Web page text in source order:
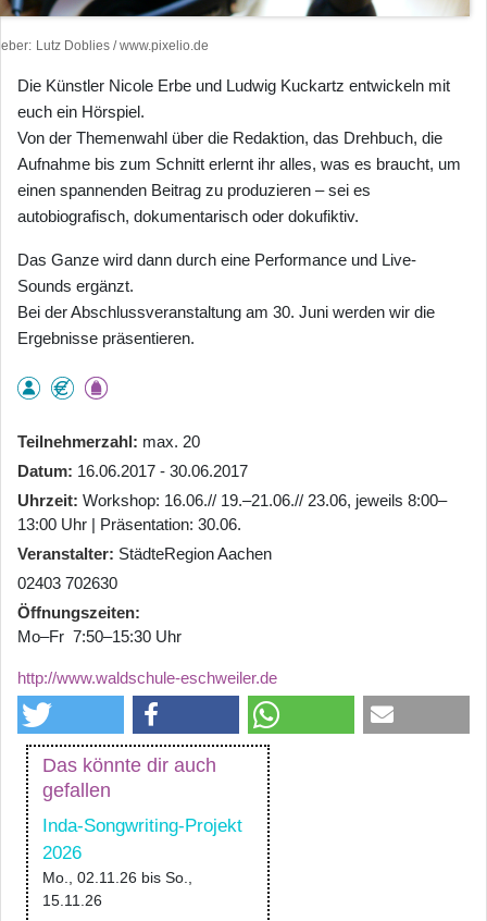
Lutz Doblies / www.pixelio.de
Die Künstler Nicole Erbe und Ludwig Kuckartz entwickeln mit
euch ein Hörspiel.
Von der Themenwahl über die Redaktion, das Drehbuch, die
Aufnahme bis zum Schnitt erlernt ihr alles, was es braucht, um
einen spannenden Beitrag zu produzieren – sei es
autobiografisch, dokumentarisch oder dokufiktiv.
Das Ganze wird dann durch eine Performance und Live-
Sounds ergänzt.
Bei der Abschlussveranstaltung am 30. Juni werden wir die
Ergebnisse präsentieren.
Teilnehmerzahl
max. 20
Datum 16.06.2017 - 30.06.2017
Uhrzeit Workshop: 16.06.// 19.–21.06.// 23.06, jeweils 8:00–
13:00 Uhr | Präsentation: 30.06.
Veranstalter StädteRegion Aachen
02403 702630
Öffnungszeiten
Mo–Fr 7:50–15:30 Uhr
http://www.waldschule-eschweiler.de
Das könnte dir auch
gefallen
Inda-Songwriting-Projekt
2026
Mo., 02.11.26 bis So.,
15.11.26